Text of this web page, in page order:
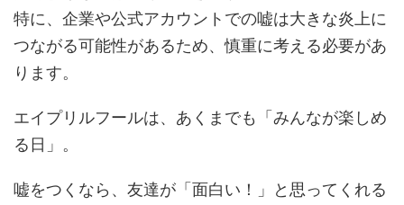
特に、企業や公式アカウントでの嘘は大きな炎上に
つながる可能性があるため、慎重に考える必要があ
ります。
エイプリルフールは、あくまでも「みんなが楽しめ
る日」。
嘘をつくなら、友達が「面白い！」と思ってくれる